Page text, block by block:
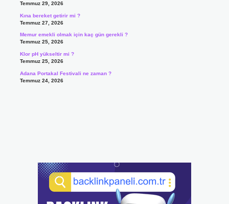
Temmuz 29, 2026
Kına bereket getirir mi ?
Temmuz 27, 2026
Memur emekli olmak için kaç gün gerekli ?
Temmuz 25, 2026
Klor pH yükseltir mi ?
Temmuz 25, 2026
Adana Portakal Festivali ne zaman ?
Temmuz 24, 2026